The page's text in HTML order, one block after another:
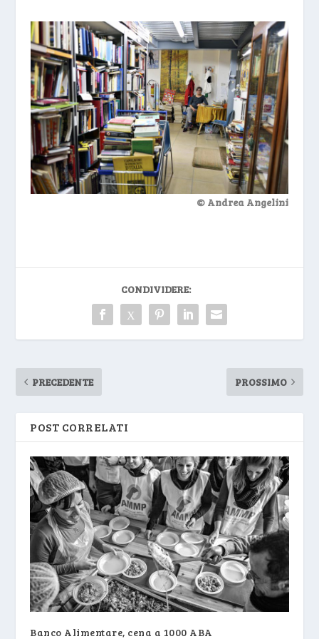
© Andrea Angelini
CONDIVIDERE:
PRECEDENTE PROSSIMO
POST CORRELATI
Banco Alimentare, cena a 1000 ABA